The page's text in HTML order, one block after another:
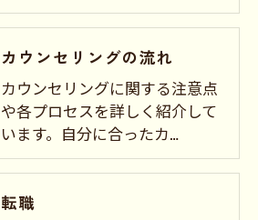
カウンセリングの流れ
カウンセリングに関する注意点
や各プロセスを詳しく紹介して
います。自分に合ったカ…
転職